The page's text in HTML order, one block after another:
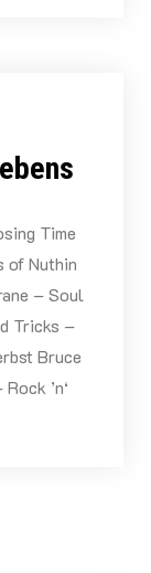
Time
of Nuthin
– Soul
Tricks –
Bruce
’n‘